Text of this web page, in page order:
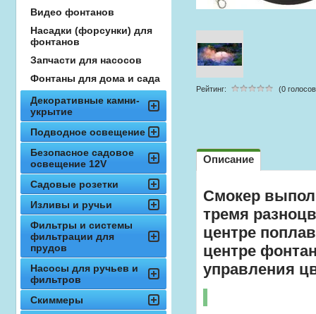
Рейтинг: (0
Описание
Смокер
тремя
центре
центре
управления
Видео фонтанов
Насадки (форсунки) для
фонтанов
Запчасти для насосов
Фонтаны для дома и сада
Декоративные камни-
укрытие
Подводное освещение
Безопасное садовое
освещение 12V
Садовые розетки
Изливы и ручьи
Фильтры и системы
фильтрации для
прудов
Насосы для ручьев и
фильтров
Скиммеры